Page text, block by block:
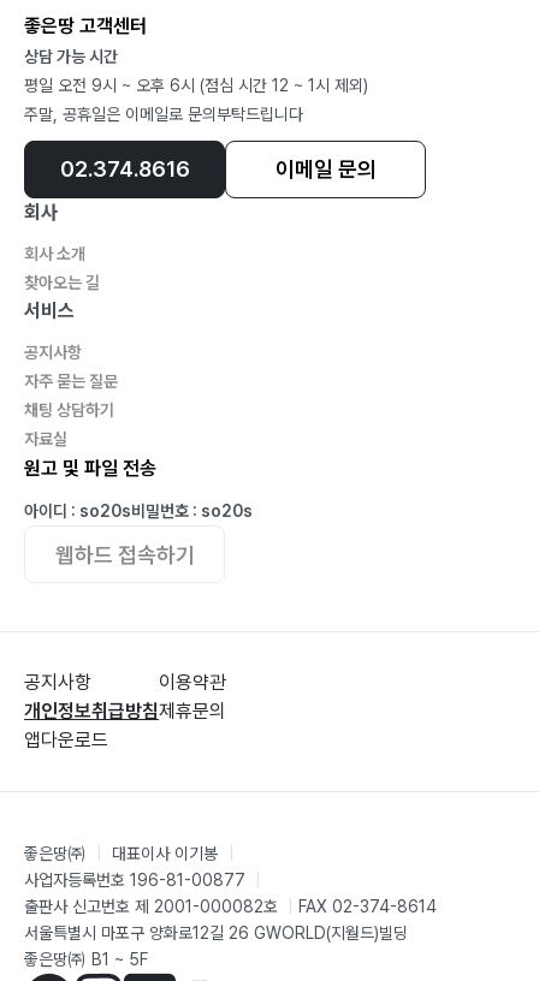
좋은땅 고객센터
상담 가능 시간
평일 오전 9시 ~ 오후 6시 (점심 시간 12 ~ 1시 제외)
주말, 공휴일은 이메일로 문의부탁드립니다
02.374.8616 이메일 문의
회사
회사 소개
찾아오는 길
서비스
공지사항
자주 묻는 질문
채팅 상담하기
자료실
원고 및 파일 전송
아이디 : so20s비밀번호 : so20s
웹하드 접속하기
공지사항
개인정보취급방침
앱다운로드
이용약관
제휴문의
좋은땅㈜ 대표이사 이기봉
사업자등록번호 196-81-00877
출판사 신고번호 제 2001-000082호
FAX 02-374-8614
서울특별시 마포구 양화로12길 26 GWORLD(지월드)빌딩
좋은땅㈜ B1 ~ 5F